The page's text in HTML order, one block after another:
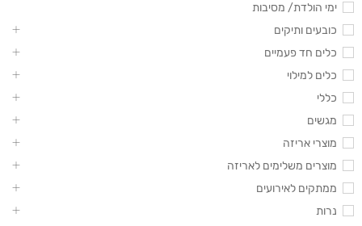
ימי הולדת/ מסיבות
כובעים ותיקים
כלים חד פעמיים
כלים למילוי
כללי
מגשים
מוצרי אריזה
מוצרים משלימים לאריזה
ממתקים לאירועים
נרות